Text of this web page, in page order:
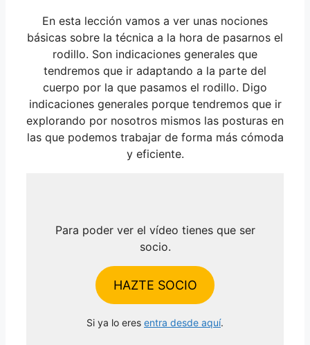
En esta lección vamos a ver unas nociones
básicas sobre la técnica a la hora de pasarnos el
rodillo. Son indicaciones generales que
tendremos que ir adaptando a la parte del
cuerpo por la que pasamos el rodillo. Digo
indicaciones generales porque tendremos que ir
explorando por nosotros mismos las posturas en
las que podemos trabajar de forma más cómoda
y eficiente.
Para poder ver el vídeo tienes que ser
socio.
HAZTE SOCIO
Si ya lo eres entra desde aquí.